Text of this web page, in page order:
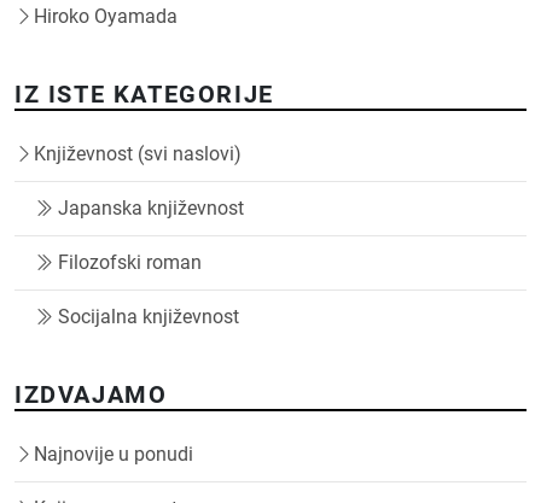
Hiroko Oyamada
IZ ISTE KATEGORIJE
Književnost (svi naslovi)
Japanska književnost
Filozofski roman
Socijalna književnost
IZDVAJAMO
Najnovije u ponudi